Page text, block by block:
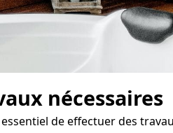
nécessaires
de effectuer des